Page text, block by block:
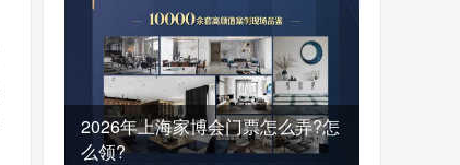
2026年上海家博会门票怎么弄?怎
么领?